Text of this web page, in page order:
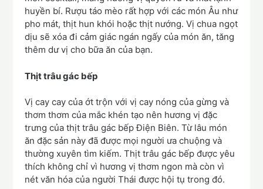
huyền bí. Rượu táo mèo rất hợp với các món Âu như
pho mát, thịt hun khói hoặc thịt nướng. Vị chua ngọt
dịu sẽ xóa đi cảm giác ngán ngấy của món ăn, tăng
thêm dư vị cho bữa ăn của bạn.
Thịt trâu gác bếp
Vị cay cay của ớt trộn với vị cay nóng của gừng và
thơm thơm của mắc khén tạo nên hương vị đặc
trưng của thịt trâu gác bếp Điện Biên. Từ lâu món
ăn đặc sản này đã được mọi người ưa chuộng và
thường xuyên tìm kiếm. Thịt trâu gác bếp được yêu
thích không chỉ vì hương vị thơm ngon mà còn vì
nét văn hóa của người Thái được hội tụ trong đó.